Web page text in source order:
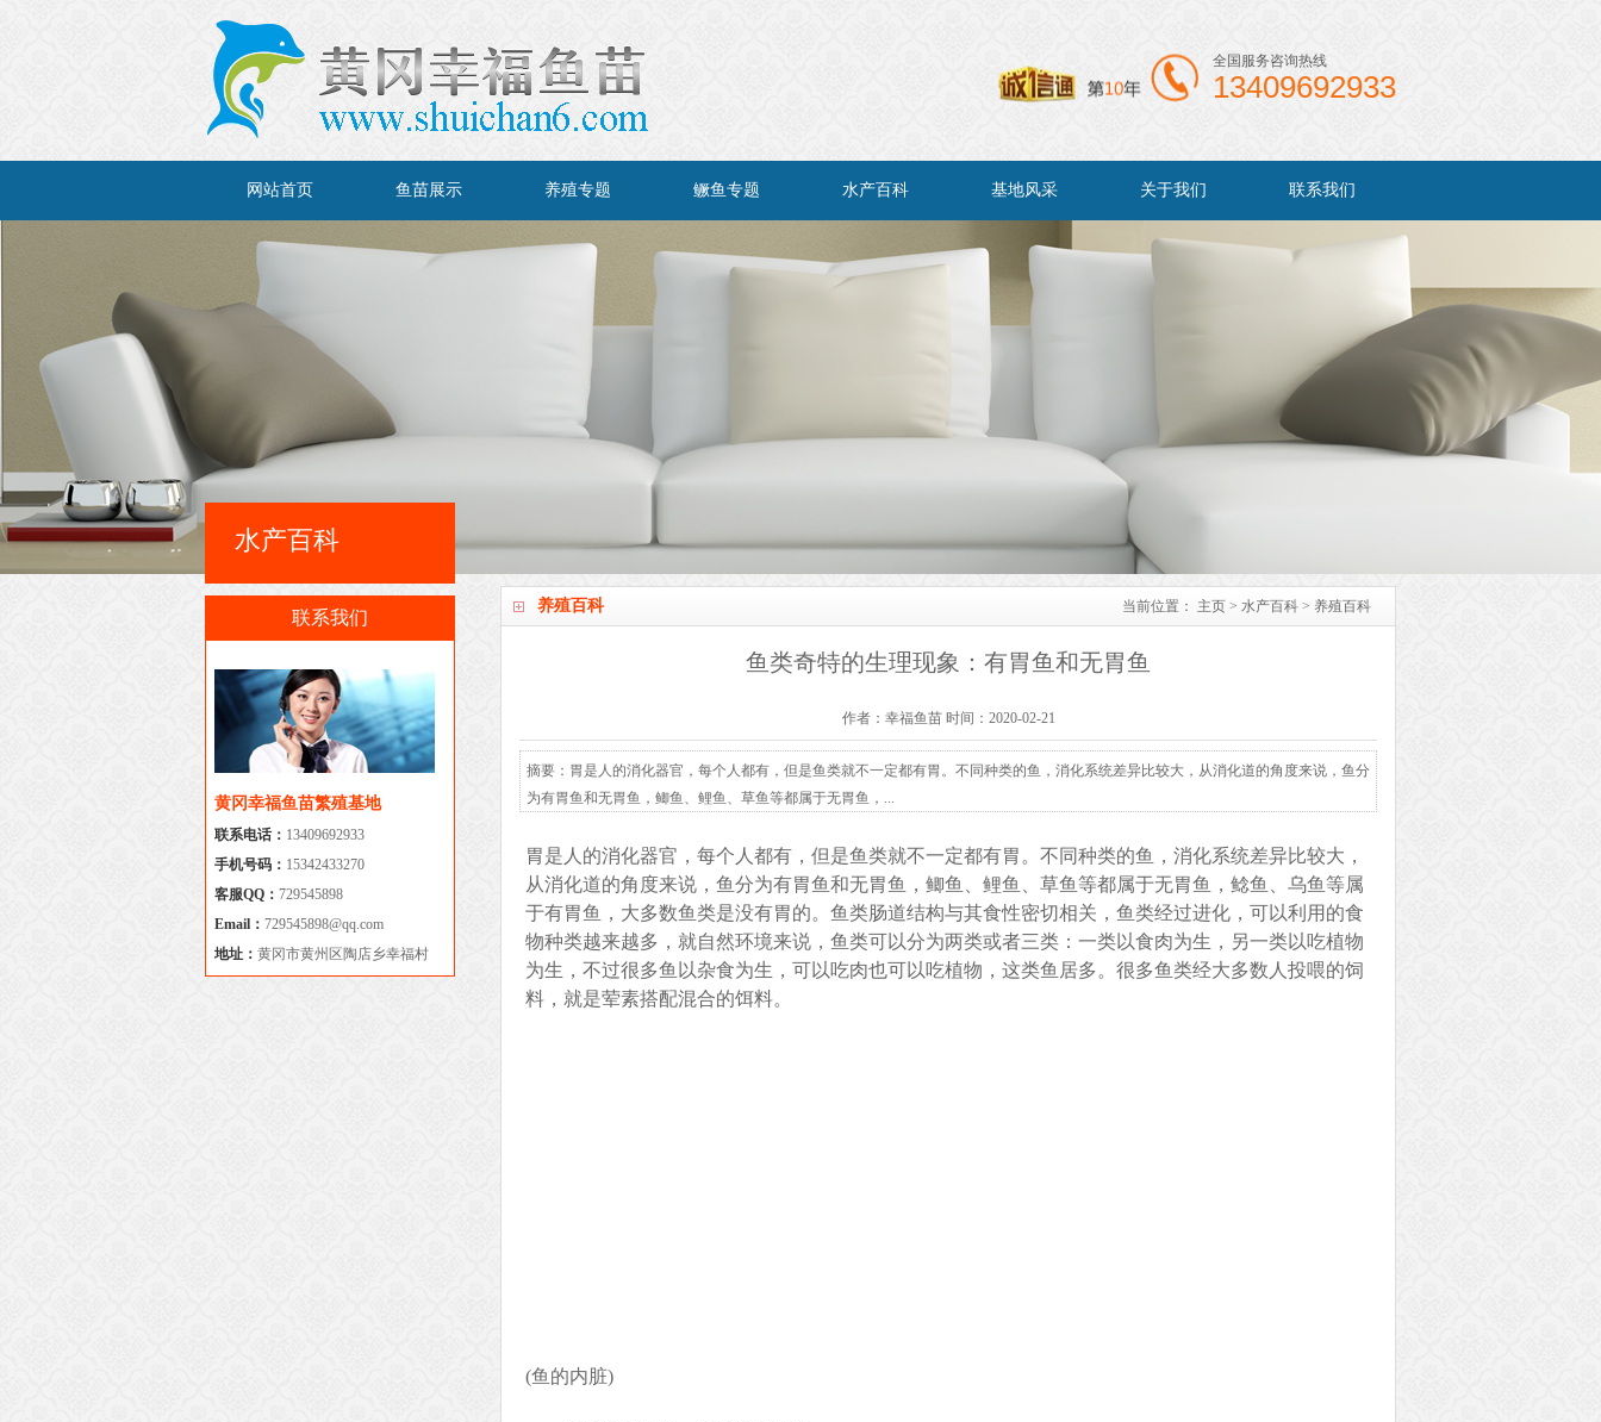
全国服务咨询热线
13409692933
网站首页 鱼苗展示 养殖专题 鳜鱼专题 水产百科 基地风采 关于我们 联系我们
养殖百科 当前位置： 主页 > 水产百科 > 养殖百科
鱼类奇特的生理现象：有胃鱼和无胃鱼
作者：幸福鱼苗 时间：2020-02-21
摘要：胃是人的消化器官，每个人都有，但是鱼类就不一定都有胃。不同种类的鱼，消化系统差异比较大，从消化道的角度来说，鱼分
为有胃鱼和无胃鱼，鲫鱼、鲤鱼、草鱼等都属于无胃鱼，...
胃是人的消化器官，每个人都有，但是鱼类就不一定都有胃。不同种类的鱼，消化系统差异比较大，
从消化道的角度来说，鱼分为有胃鱼和无胃鱼，鲫鱼、鲤鱼、草鱼等都属于无胃鱼，鲶鱼、乌鱼等属
于有胃鱼，大多数鱼类是没有胃的。鱼类肠道结构与其食性密切相关，鱼类经过进化，可以利用的食
物种类越来越多，就自然环境来说，鱼类可以分为两类或者三类：一类以食肉为生，另一类以吃植物
为生，不过很多鱼以杂食为生，可以吃肉也可以吃植物，这类鱼居多。很多鱼类经大多数人投喂的饲
料，就是荤素搭配混合的饵料。
(鱼的内脏)
水产百科
联系我们
黄冈幸福鱼苗繁殖基地
联系电话： 13409692933
手机号码： 15342433270
客服QQ： 729545898
Email： 729545898@qq.com
地址： 黄冈市黄州区陶店乡幸福村